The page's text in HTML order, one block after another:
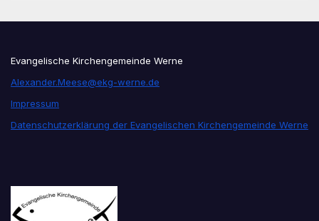
Evangelische Kirchengemeinde Werne
Alexander.Meese@ekg-werne.de
Impressum
Datenschutzerklärung der Evangelischen Kirchengemeinde Werne